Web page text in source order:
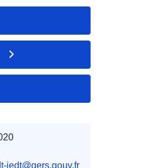
iedt@gers.gouv.fr